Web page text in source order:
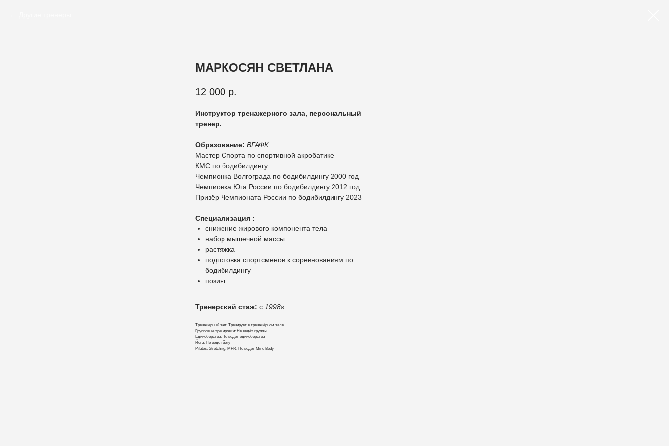
МАРКОСЯН СВЕТЛАНА
12 000 р.
Инструктор тренажерного зала, персональный
тренер.
Образование: ВГАФК
Мастер Спорта по спортивной акробатике
КМС по бодибилдингу
Чемпионка Волгограда по бодибилдингу 2000 год
Чемпионка Юга России по бодибилдингу 2012 год
Призёр Чемпионата России по бодибилдингу 2023
Специализация :
снижение жирового компонента тела
набор мышечной массы
растяжка
подготовка спортсменов к соревнованиям по
бодибилдингу
позинг
Тренерский стаж: с 1998г.
Тренажерный зал: Тренирует в тренажёрном зале
Групповые тренировки: Не ведёт группы
Единоборства: Не ведёт единоборства
Йога: Не ведёт йогу
Pilates, Stretching, MFR: Не ведет Mind Body